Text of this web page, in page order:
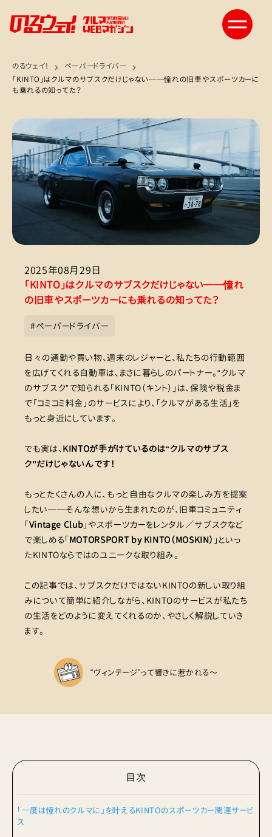
のるウェイ！
ペーパードライバー
「KINTO」はクルマのサブスクだけじゃない──憧れの旧車やスポーツカーに
も乗れるの知ってた？
2025年08月29日
「KINTO」はクルマのサブスクだけじゃない──憧れ
の旧車やスポーツカーにも乗れるの知ってた？
#ペーパードライバー
日々の通勤や買い物、週末のレジャーと、私たちの行動範囲
を広げてくれる自動車は、まさに暮らしのパートナー。“クルマ
のサブスク”で知られる「KINTO（キント）」は、保険や税金ま
で「コミコミ料金」のサービスにより、「クルマがある生活」を
もっと身近にしています。
でも実は、KINTOが手がけているのは“クルマのサブス
ク”だけじゃないんです！
もっとたくさんの人に、もっと自由なクルマの楽しみ方を提案
したい──そんな想いから生まれたのが、旧車コミュニティ
「Vintage Club 」やスポーツカーをレンタル／サブスクなど
で楽しめる「MOTORSPORT by KINTO（MOSKIN） 」といっ
たKINTOならではのユニークな取り組み。
この記事では、サブスクだけではないKINTOの新しい取り組
みについて簡単に紹介しながら、KINTOのサービスが私たち
の生活をどのように変えてくれるのか、やさしく解説していき
ます。
“ヴィンテージ”って響きに惹かれる〜
目次
「一度は憧れのクルマに」を叶えるKINTOのスポーツカー関連サービ
ス